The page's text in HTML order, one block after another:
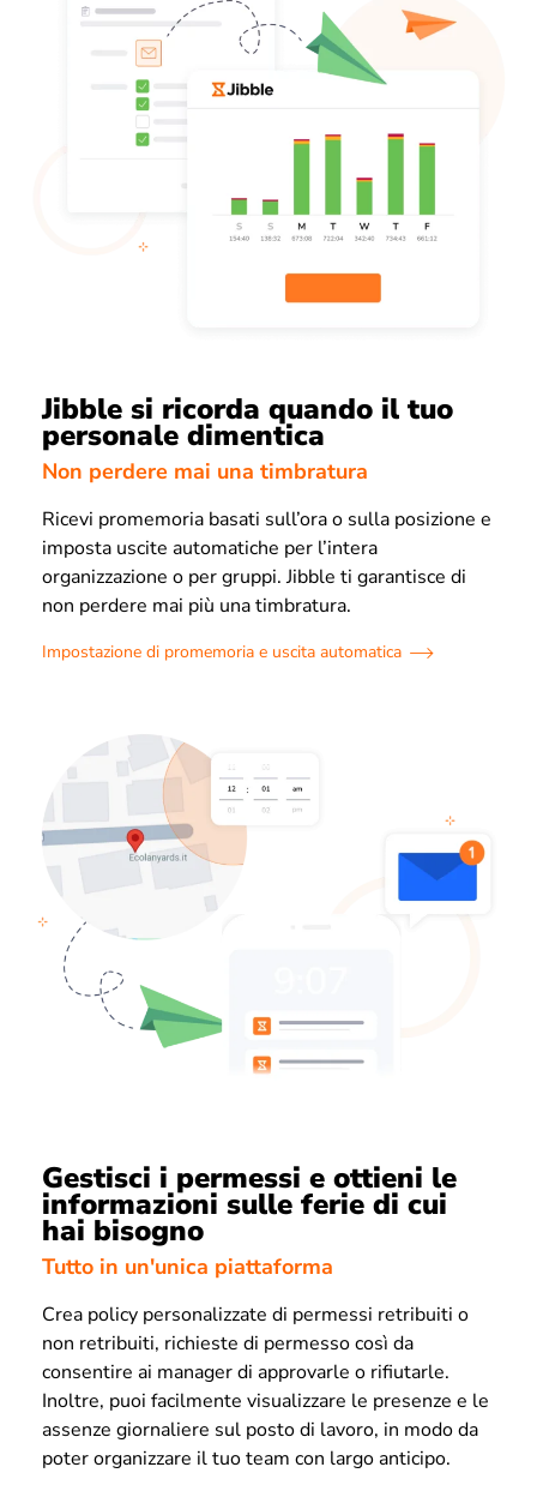
Jibble si ricorda quando il tuo
personale dimentica
Non perdere mai una timbratura
Ricevi promemoria basati sull’ora o sulla posizione e
imposta uscite automatiche per l’intera
organizzazione o per gruppi. Jibble ti garantisce di
non perdere mai più una timbratura.
Impostazione di promemoria e uscita automatica
Gestisci i permessi e ottieni le
informazioni sulle ferie di cui
hai bisogno
Tutto in un'unica piattaforma
Crea policy personalizzate di permessi retribuiti o
non retribuiti, richieste di permesso così da
consentire ai manager di approvarle o rifiutarle.
Inoltre, puoi facilmente visualizzare le presenze e le
assenze giornaliere sul posto di lavoro, in modo da
poter organizzare il tuo team con largo anticipo.